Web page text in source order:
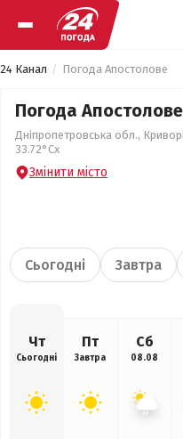
24 Канал Погода Апостолове
Погода Апостолове
Дніпропетровська обл.,
33.72°Сх
Змінити місто
Сьогодні Завтра
Чт
Сьогодні
Пт
Завтра
Сб
08.08